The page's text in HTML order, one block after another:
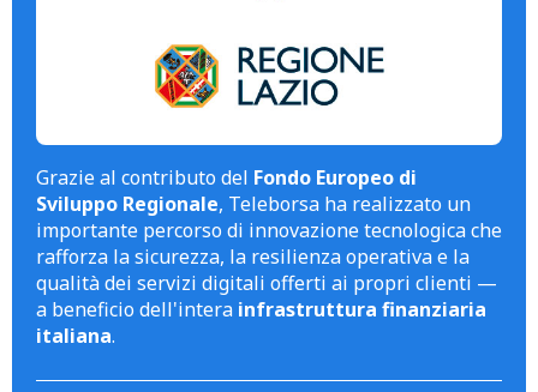
Grazie al contributo del Fondo Europeo di
Sviluppo Regionale, Teleborsa ha realizzato un
importante percorso di innovazione tecnologica che
rafforza la sicurezza, la resilienza operativa e la
qualità dei servizi digitali offerti ai propri clienti —
a beneficio dell'intera infrastruttura finanziaria
italiana.